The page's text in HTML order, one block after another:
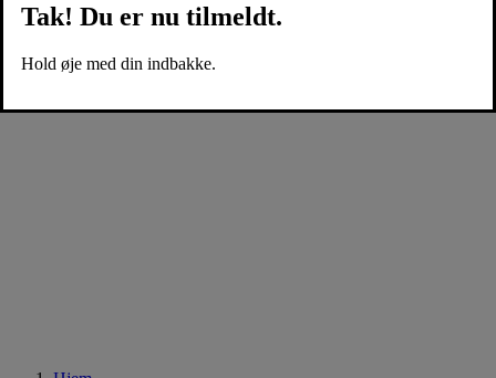
Tak! Du er nu tilmeldt.
Hold øje med din indbakke.